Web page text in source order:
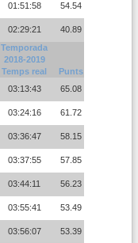
01:51:58 54.54
02:29:21 40.89
Temporada
2018-2019
Temps real
Punts
03:13:43 65.08
03:24:16 61.72
03:36:47 58.15
03:37:55 57.85
03:44:11 56.23
03:55:41 53.49
03:56:07 53.39